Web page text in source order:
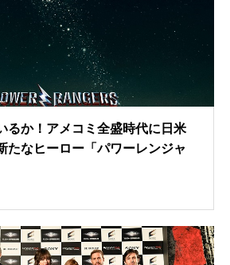
るか！アメコミ全盛時代に日米
たなヒーロー「パワーレンジャ